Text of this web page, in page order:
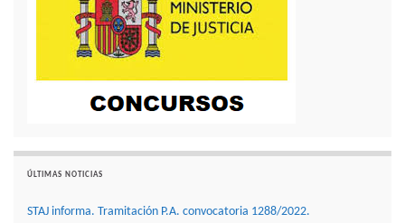
ÚLTIMAS NOTICIAS
STAJ informa. Tramitación P.A. convocatoria 1288/2022.